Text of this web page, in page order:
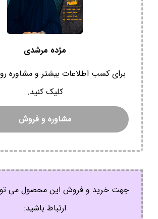
مژده مرشدی
برای کسب اطلاعات بیشتر و مشاوره
کلیک کنید.
مشاوره و فروش
جهت خرید و فروش این محصول می
ارتباط باشید: